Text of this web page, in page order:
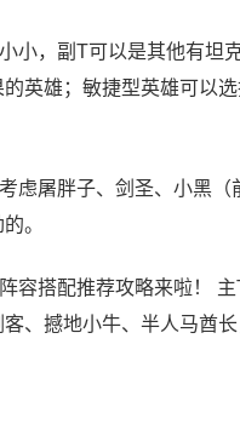
小，副T可以是其他有坦
英雄；敏捷型英雄可以
虑屠胖子、剑圣、小黑
。
容搭配推荐攻略来啦！
、撼地小牛、半人马酋